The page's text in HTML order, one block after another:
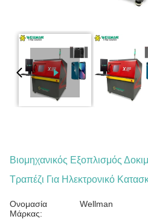
Βιομηχανικός Εξοπλισμός
Τραπέζι Για Ηλεκτρονικό
Ονομασία
Μάρκας:
Wellman